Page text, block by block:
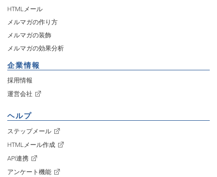
HTMLメール
メルマガの作り方
メルマガの装飾
メルマガの効果分析
企業情報
採用情報
運営会社
ヘルプ
ステップメール
HTMLメール作成
API連携
アンケート機能